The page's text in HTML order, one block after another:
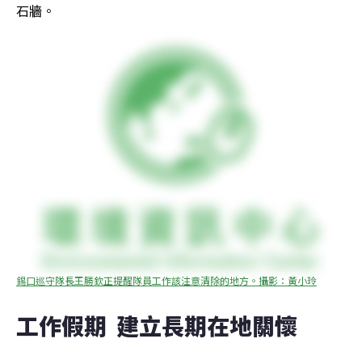
石牆。
錫口巡守隊長王勝欽正提醒隊員工作該注意清除的地方。攝影：黃小玲
工作假期  建立長期在地關懷